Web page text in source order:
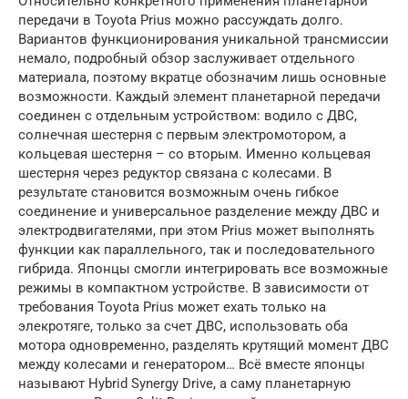
передачи в Toyota Prius можно рассуждать долго.
Вариантов функционирования уникальной трансмиссии
немало, подробный обзор заслуживает отдельного
материала, поэтому вкратце обозначим лишь основные
возможности. Каждый элемент планетарной передачи
соединен с отдельным устройством: водило с ДВС,
солнечная шестерня с первым электромотором, а
кольцевая шестерня – со вторым. Именно кольцевая
шестерня через редуктор связана с колесами. В
результате становится возможным очень гибкое
соединение и универсальное разделение между ДВС и
электродвигателями, при этом Prius может выполнять
функции как параллельного, так и последовательного
гибрида. Японцы смогли интегрировать все возможные
режимы в компактном устройстве. В зависимости от
требования Toyota Prius может ехать только на
элекротяге, только за счет ДВС, использовать оба
мотора одновременно, разделять крутящий момент ДВС
между колесами и генератором… Всё вместе японцы
называют Hybrid Synergy Drive, а саму планетарную